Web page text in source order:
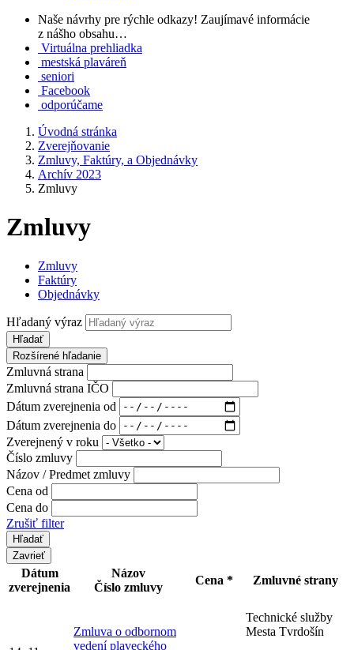
Naše návrhy pre rýchle odkazy! Zaujímavé informácie
z nášho obsahu…
Virtuálna prehliadka
mestská plaváreň
seniori
Facebook
odporúčame
Úvodná stránka
Zverejňovanie
Zmluvy, Faktúry, a Objednávky
Archív 2023
Zmluvy
Zmluvy
Zmluvy
Faktúry
Objednávky
Hľadaný výraz
Hľadať
Rozšírené hľadanie
Zmluvná strana
Zmluvná strana IČO
Dátum zverejnenia od
Dátum zverejnenia do
Zverejnený v roku
Číslo zmluvy
Názov / Predmet zmluvy
Cena od
Cena do
Zrušiť filter
Zavrieť
Dátum
zverejnenia
Názov
Číslo zmluvy
Cena * Zmluvné strany
Zmluva o odbornom
vedení plaveckého
Technické služby
Mesta Tvrdošín